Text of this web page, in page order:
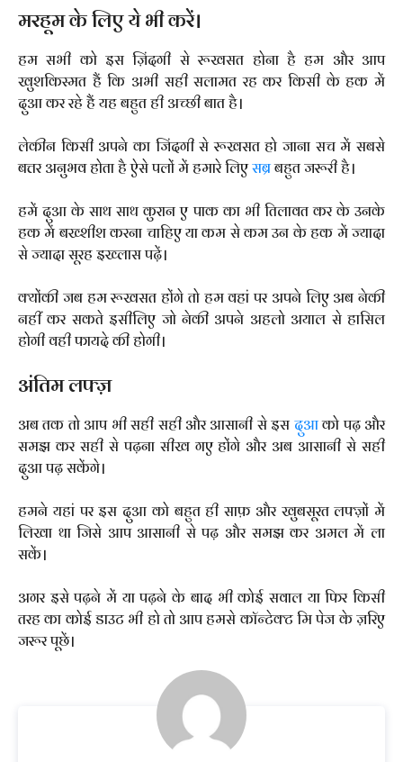
मरहूम के लिए ये भी करें।
हम सभी को इस ज़िंदगी से रूखसत होना है हम और आप
खुशकिस्मत हैं कि अभी सही सलामत रह कर किसी के हक में
दुआ कर रहे हैं यह बहुत ही अच्छी बात है।
लेकीन किसी अपने का जिंदगी से रूखसत हो जाना सच में सबसे
बत्तर अनुभव होता है ऐसे पलों में हमारे लिएसब्रबहुत जरूरी है।
हमें दुआ के साथ साथ कुरान ए पाक का भी तिलावत कर के उनके
हक में बख्शीश करना चाहिए या कम से कम उन के हक में ज्यादा
से ज्यादा सूरह इख्लास पढ़ें।
क्योंकी जब हम रूखसत होंगे तो हम वहां पर अपने लिए अब नेकी
नहीं कर सकते इसीलिए जो नेकी अपने अहलो अयाल से हासिल
होगी वही फायदे की होगी।
अंतिम लफ्ज़
अब तक तो आप भी सही सही और आसानी से इसदुआको पढ़ और
समझ कर सही से पढ़ना सीख गए होंगे और अब आसानी से सही
दुआ पढ़ सकेंगे।
हमने यहां पर इस दुआ को बहुत ही साफ़ और खुबसूरत लफ्ज़ों में
लिखा था जिसे आप आसानी से पढ़ और समझ कर अमल में ला
सकें।
अगर इसे पढ़ने में या पढ़ने के बाद भी कोई सवाल या फिर किसी
तरह का कोई डाउट भी हो तो आप हमसे कॉन्टेक्ट मि पेज के ज़रिए
जरूर पूछें।